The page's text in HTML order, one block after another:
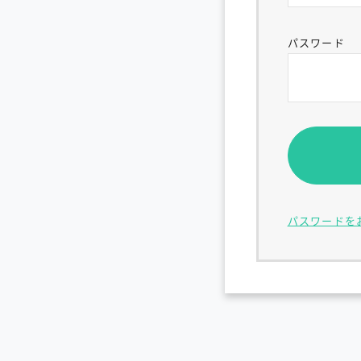
パスワード
パスワードを